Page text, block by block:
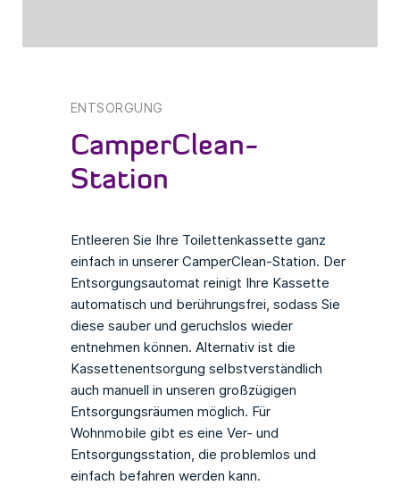
ENTSORGUNG
CamperClean-
Station
Entleeren Sie Ihre Toilettenkassette ganz
einfach in unserer CamperClean-Station. Der
Entsorgungsautomat reinigt Ihre Kassette
automatisch und berührungsfrei, sodass Sie
diese sauber und geruchslos wieder
entnehmen können. Alternativ ist die
Kassettenentsorgung selbstverständlich
auch manuell in unseren großzügigen
Entsorgungsräumen möglich. Für
Wohnmobile gibt es eine Ver- und
Entsorgungsstation, die problemlos und
einfach befahren werden kann.